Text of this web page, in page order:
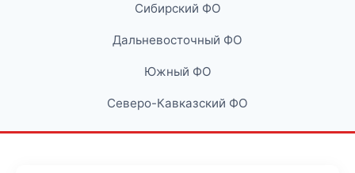
Сибирский ФО
Дальневосточный ФО
Южный ФО
Северо-Кавказский ФО